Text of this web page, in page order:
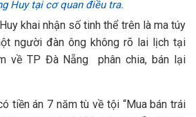
Huy tại cơ quan điều tra.
khai nhận số tinh thể trên là ma túy
người đàn ông không rõ lai lịch tại
về TP Đà Nẵng phân chia, bán lại
tiền án 7 năm tù về tội “Mua bán trái